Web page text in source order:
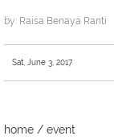
by: Raisa Benaya Ranti
Sat, June 3, 2017
home / event